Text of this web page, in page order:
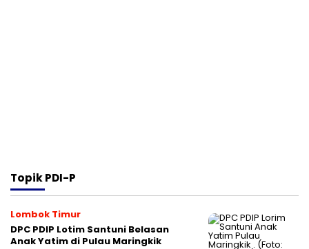
TopikPDI-P
Lombok Timur
DPC PDIP Lotim Santuni Belasan
Anak Yatim di Pulau Maringkik